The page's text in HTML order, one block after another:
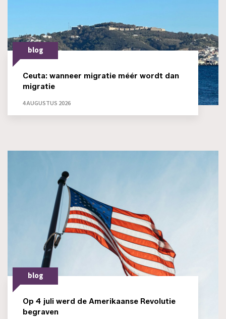
blog
Ceuta: wanneer migratie méér wordt dan
migratie
4 AUGUSTUS 2026
blog
Op 4 juli werd de Amerikaanse Revolutie
begraven